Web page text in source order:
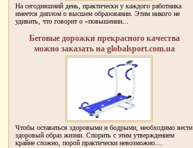
На сегодняшний день, практически у каждого работника
имеется диплом о высшем образовании. Этим никого не
удивить, что говорит о «повышении...
Беговые дорожки прекрасного качества
можно заказать на globalsport.com.ua
Чтобы оставаться здоровыми и бодрыми, необходимо вести
здоровый образ жизни. Спорить с этим утверждением
крайне сложно, порой практически невозможно....